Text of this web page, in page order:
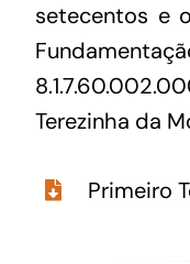
setecentos e
Terezinha da
Primeiro